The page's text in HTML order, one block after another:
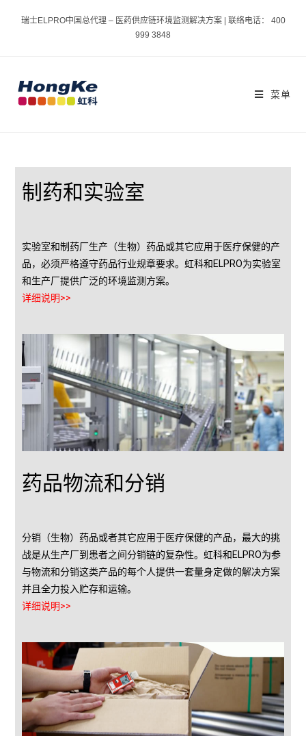
瑞士ELPRO中国总代理 – 医药供应链环境监测解决方案 | 联络电话： 400
999 3848
菜单
制药和实验室
实验室和制药厂生产（生物）药品或其它应用于医疗保健的产
品，必须严格遵守药品行业规章要求。虹科和ELPRO为实验室
和生产厂提供广泛的环境监测方案。
详细说明>>
药品物流和分销
分销（生物）药品或者其它应用于医疗保健的产品，最大的挑
战是从生产厂到患者之间分销链的复杂性。虹科和ELPRO为参
与物流和分销这类产品的每个人提供一套量身定做的解决方案
并且全力投入贮存和运输。
详细说明>>